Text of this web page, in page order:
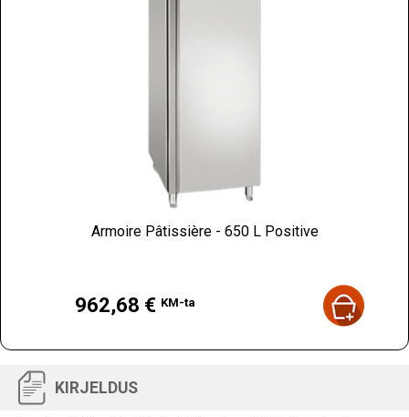
Armoire Pâtissière - 650 L Positive
962,68 € KM-ta
KIRJELDUS